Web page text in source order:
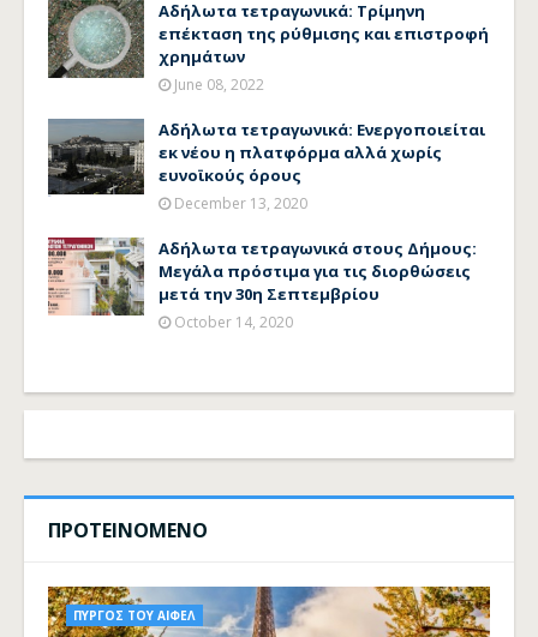
Aδήλωτα τετραγωνικά: Τρίμηνη
επέκταση της ρύθμισης και επιστροφή
χρημάτων
June 08, 2022
Αδήλωτα τετραγωνικά: Ενεργοποιείται
εκ νέου η πλατφόρμα αλλά χωρίς
ευνοϊκούς όρους
December 13, 2020
Αδήλωτα τετραγωνικά στους Δήμους:
Μεγάλα πρόστιμα για τις διορθώσεις
μετά την 30η Σεπτεμβρίου
October 14, 2020
ΠΡΟΤΕΙΝΟΜΕΝΟ
ΠΥΡΓΟΣ ΤΟΥ ΑΙΦΕΛ